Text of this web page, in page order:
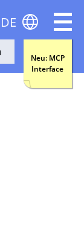
Neu: MCP
Interface
DE